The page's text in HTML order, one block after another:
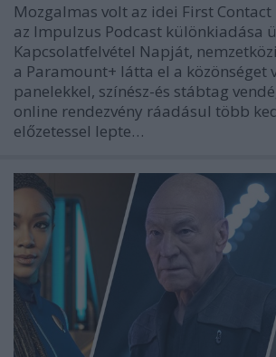
Mozgalmas volt az idei First Contact
az Impulzus Podcast különkiadása
Kapcsolatfelvétel Napját,
a Paramount+ látta el a közönséget
panelekkel, színész-és stábtag
online rendezvény ráadásul több
előzetessel lepte…